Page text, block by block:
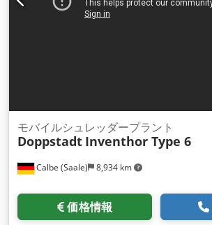
Calbe (Saale) 8,934 km
モバイルシュレッダープラント
Doppstadt Inventhor Type 6
価格情報